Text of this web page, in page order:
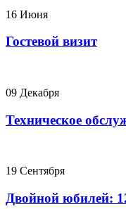
16 Июня
Гостевой визит
09 Декабря
Техническое
19 Сентября
Двойной юбилей: